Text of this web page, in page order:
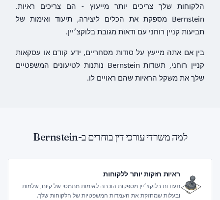
הלקוחות שלך צריכים יותר מייעוץ - הם צריכים ראיות.
Bernstein מספקת את הכלים ליצירה, תיעוד ואימות של
תביעות קניין רוחני עם ודאות מגובת בלוקצ׳יין.
בין אם אתה מייעץ על סודות מסחריים, ידע קודם או עסקאות
קניין רוחני, תעודות Bernstein נותנות לטיעונים המשפטיים
שלך את משקל הראיות שהם ראויים לו.
למה משרדי עורכי דין בוחרים ב-Bernstein
ראיות חזקות יותר ללקוחות
תעודות בלוקצ׳יין מספקות הוכחה לאימות מתמטי של קיום, שלמות
ובעלות שמחזקת את העמדות המשפטיות של הלקוחות שלך.